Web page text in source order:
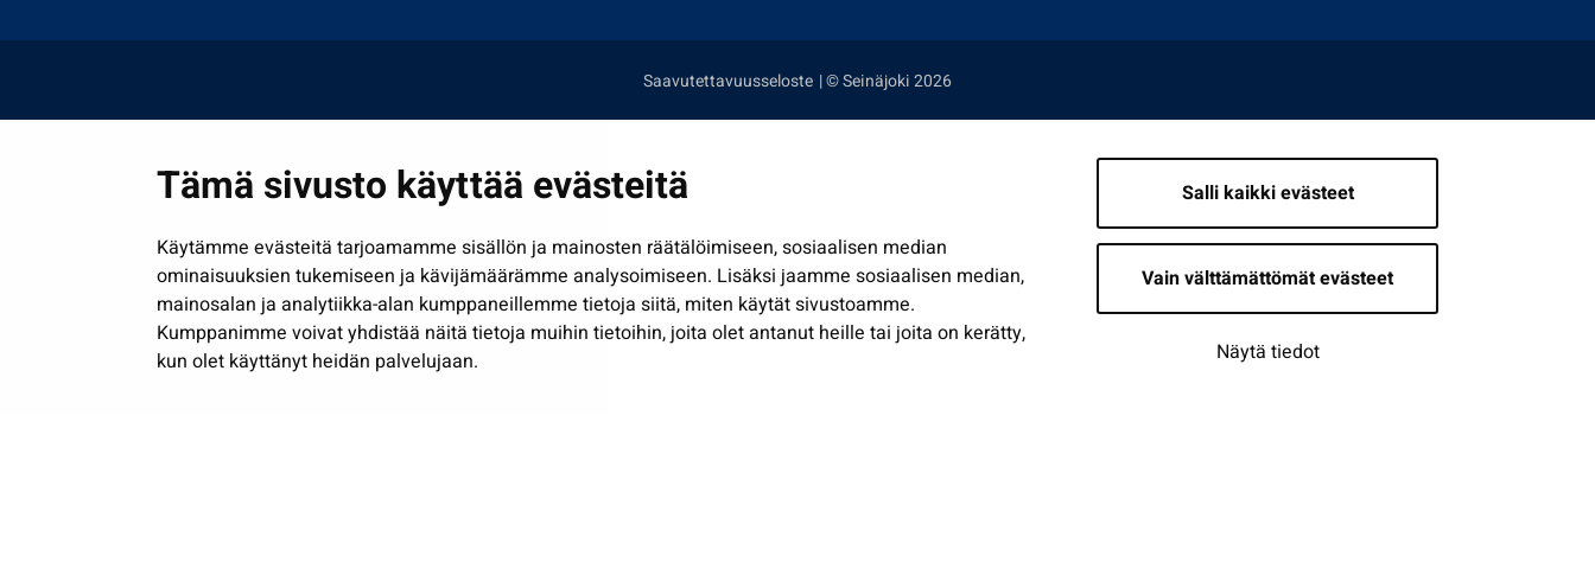
Tämä sivusto käyttää evästeitä
Käytämme evästeitä tarjoamamme sisällön ja mainosten räätälöimiseen, sosiaalisen median
ominaisuuksien tukemiseen ja kävijämäärämme analysoimiseen. Lisäksi jaamme sosiaalisen median,
mainosalan ja analytiikka-alan kumppaneillemme tietoja siitä, miten käytät sivustoamme.
Kumppanimme voivat yhdistää näitä tietoja muihin tietoihin, joita olet antanut heille tai joita on kerätty,
kun olet käyttänyt heidän palvelujaan.
Salli kaikki evästeet
Vain välttämättömät evästeet
Näytä tiedot
Saavutettavuusseloste | © Seinäjoki 2026